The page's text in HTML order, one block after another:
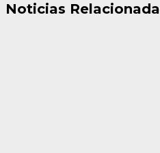
Noticias